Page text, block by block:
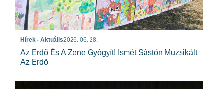
Hírek - Aktuális2026. 06. 28.
Az Erdő És A Zene Gyógyít! Ismét Sástón Muzsikált
Az Erdő